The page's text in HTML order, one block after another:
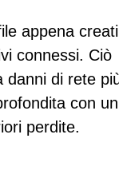
appena
connessi. Ciò
danni di rete
con un
perdite.